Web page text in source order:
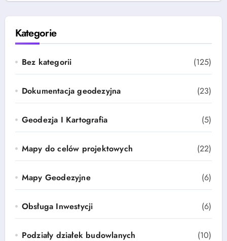
Kategorie
Bez kategorii (125)
Dokumentacja geodezyjna (23)
Geodezja I Kartografia (5)
Mapy do celów projektowych (22)
Mapy Geodezyjne (6)
Obsługa Inwestycji (6)
Podziały działek budowlanych (10)